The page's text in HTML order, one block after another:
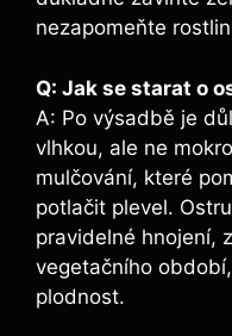
nezapomeňte
Q: Jak se starat o
A: Po výsadbě je
vlhkou, ale ne
mulčování, které
potlačit plevel.
pravidelné hnojení,
vegetačního
plodnost.